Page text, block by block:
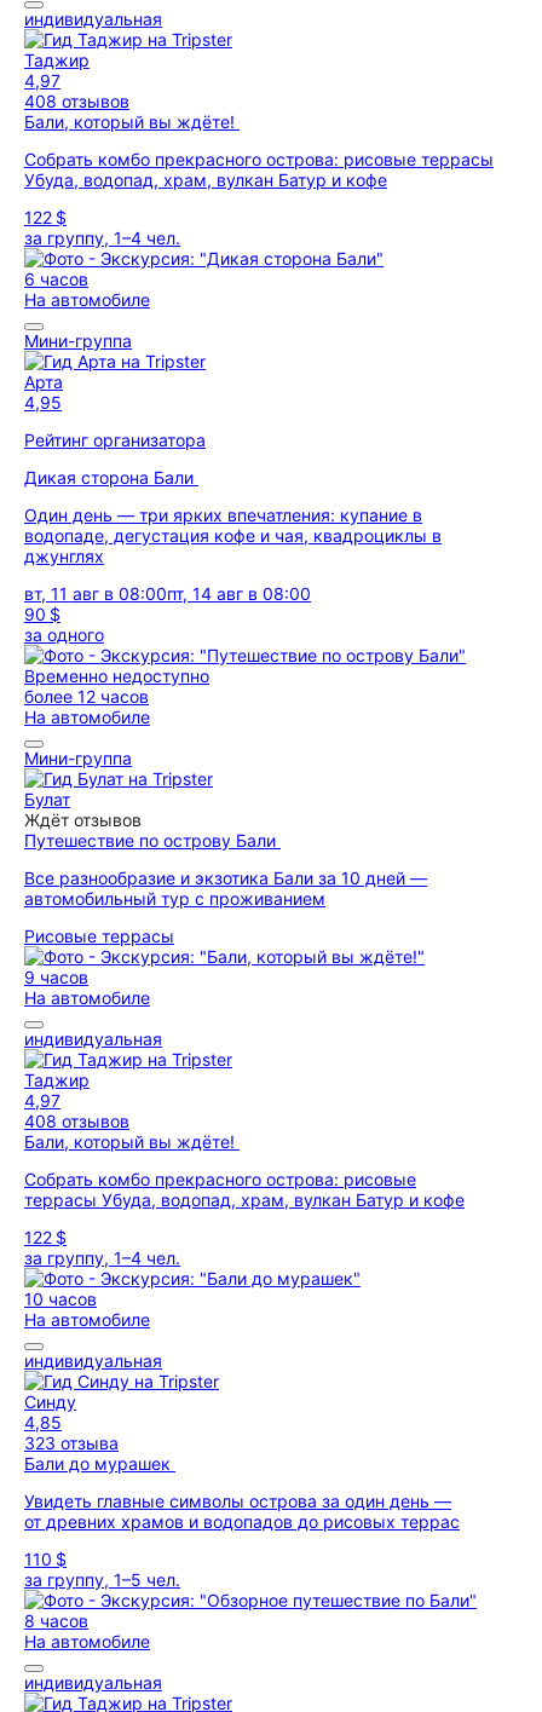
индивидуальная
Таджир
4,97
408 отзывов
Бали, который вы ждёте!
Собрать комбо прекрасного острова: рисовые террасы
Убуда, водопад, храм, вулкан Батур и кофе
122 $
за группу, 1–4 чел.
6 часов
На автомобиле
Мини-группа
Арта
4,95
Рейтинг организатора
Дикая сторона Бали
Один день — три ярких впечатления: купание в
водопаде, дегустация кофе и чая, квадроциклы в
джунглях
вт, 11 авг в 08:00пт, 14 авг в 08:00
90 $
за одного
Временно недоступно
более 12 часов
На автомобиле
Мини-группа
Булат
Ждёт отзывов
Путешествие по острову Бали
Все разнообразие и экзотика Бали за 10 дней —
автомобильный тур с проживанием
Рисовые террасы
9 часов
На автомобиле
индивидуальная
Таджир
4,97
408 отзывов
Бали, который вы ждёте!
Собрать комбо прекрасного острова: рисовые
террасы Убуда, водопад, храм, вулкан Батур и кофе
122 $
за группу, 1–4 чел.
10 часов
На автомобиле
индивидуальная
Синду
4,85
323 отзыва
Бали до мурашек
Увидеть главные символы острова за один день —
от древних храмов и водопадов до рисовых террас
110 $
за группу, 1–5 чел.
8 часов
На автомобиле
индивидуальная